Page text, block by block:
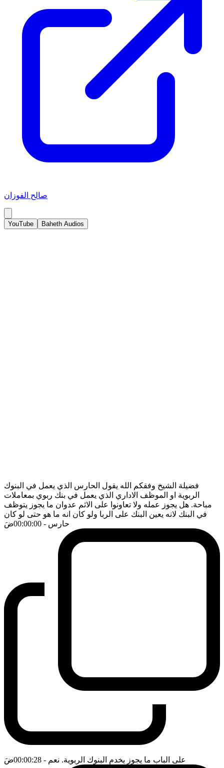
صالح الفوزان
YouTube Baheth Audios
فضيلة الشيخ وفقكم الله يقول الحارس الذي يعمل في البنوك
الربوية او الموظف الاداري الذي يعمل في بنك ربوي بمعاملات
مباحة. هل يجوز عمله ولا تعاونوا على الاثم عدوان ما يجوز يتوظف
في البنك لانه يعين البنك على الربا ولو كان انه ما هو حتى لو كان
حارس - 00:00:00 ضَ
على الباب ما يجوز يخدم البنوك الربوية. نعم - 00:00:28 ضَ